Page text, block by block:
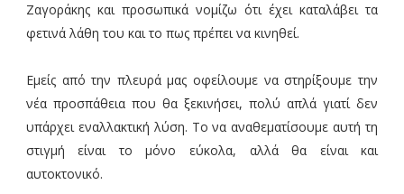
Ζαγοράκης και προσωπικά νομίζω ότι έχει καταλάβει τα
φετινά λάθη του και το πως πρέπει να κινηθεί.
Εμείς από την πλευρά μας οφείλουμε να στηρίξουμε την
νέα προσπάθεια που θα ξεκινήσει, πολύ απλά γιατί δεν
υπάρχει εναλλακτική λύση. Το να αναθεματίσουμε αυτή τη
στιγμή είναι το μόνο εύκολα, αλλά θα είναι και
αυτοκτονικό.